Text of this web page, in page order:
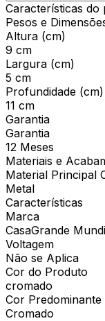
Características do
Pesos e
Altura (cm)
9 cm
Largura (cm)
5 cm
Profundidade (cm)
11 cm
Garantia
Garantia
12 Meses
Materiais e
Material Principal
Metal
Características
Marca
CasaGrande
Voltagem
Não se Aplica
Cor do Produto
cromado
Cor Predominante
Cromado